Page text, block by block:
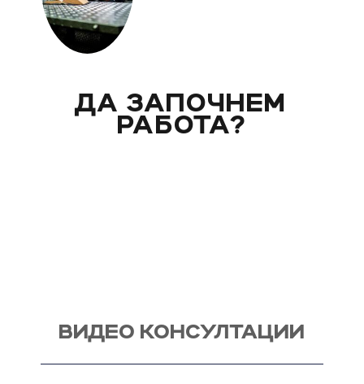
ДА ЗАПОЧНЕМ
РАБОТА?
ВИДЕО КОНСУЛТАЦИИ